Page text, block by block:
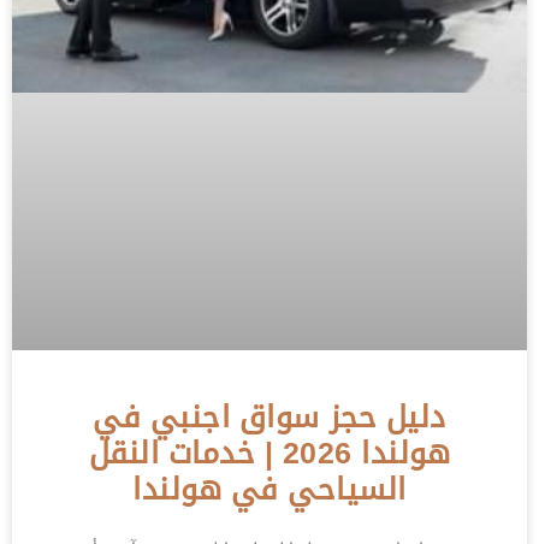
دليل حجز سواق اجنبي في
هولندا 2026 | خدمات النقل
السياحي في هولندا